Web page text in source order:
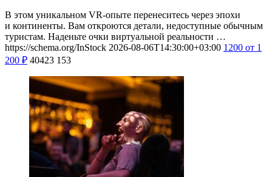
В этом уникальном VR-опыте перенеситесь через эпохи
и континенты. Вам откроются детали, недоступные обычным
туристам. Наденьте очки виртуальной реальности …
https://schema.org/InStock 2026-08-06T14:30:00+03:00 1200 от 1
200 ₽ 40423 153